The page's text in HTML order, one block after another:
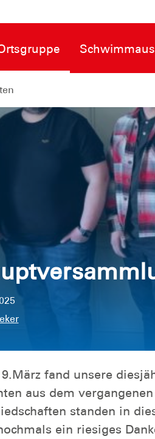
fand unsere
aus dem
standen in
ein riesiges